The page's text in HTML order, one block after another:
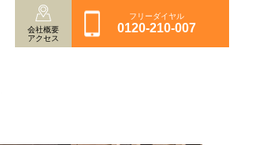
会社概要
アクセス
フリーダイヤル
0120-210-007